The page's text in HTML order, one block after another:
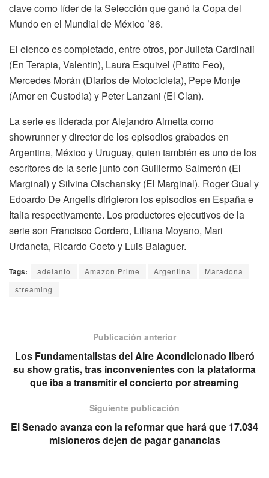
clave como líder de la Selección que ganó la Copa del
Mundo en el Mundial de México ’86.
El elenco es completado, entre otros, por Julieta Cardinali
(En Terapia, Valentin), Laura Esquivel (Patito Feo),
Mercedes Morán (Diarios de Motocicleta), Pepe Monje
(Amor en Custodia) y Peter Lanzani (El Clan).
La serie es liderada por Alejandro Aimetta como
showrunner y director de los episodios grabados en
Argentina, México y Uruguay, quien también es uno de los
escritores de la serie junto con Guillermo Salmerón (El
Marginal) y Silvina Olschansky (El Marginal). Roger Gual y
Edoardo De Angelis dirigieron los episodios en España e
Italia respectivamente. Los productores ejecutivos de la
serie son Francisco Cordero, Liliana Moyano, Mari
Urdaneta, Ricardo Coeto y Luis Balaguer.
Tags: adelanto Amazon Prime Argentina
Maradona
streaming
Publicación anterior
Los Fundamentalistas del Aire Acondicionado liberó
su show gratis, tras inconvenientes con la plataforma
que iba a transmitir el concierto por streaming
Siguiente publicación
El Senado avanza con la reformar que hará que 17.034
misioneros dejen de pagar ganancias